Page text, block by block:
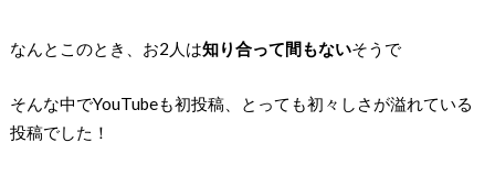
なんとこのとき、お2人は知り合って間もないそうで
そんな中でYouTubeも初投稿、とっても初々しさが溢れている
投稿でした！